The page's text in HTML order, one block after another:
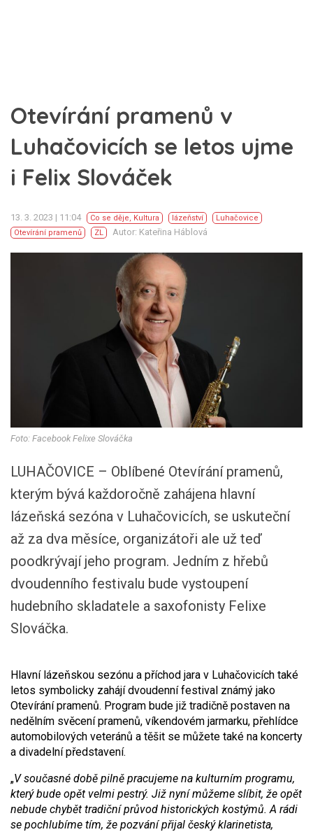
Otevírání pramenů v
Luhačovicích se letos ujme
i Felix Slováček
13. 3. 2023 | 11:04 Co se děje, Kultura lázeňství
Luhačovice
Otevírání pramenů
ZL Autor: Kateřina Háblová
Foto: Facebook Felixe Slováčka
LUHAČOVICE – Oblíbené Otevírání pramenů,
kterým bývá každoročně zahájena hlavní
lázeňská sezóna v Luhačovicích, se uskuteční
až za dva měsíce, organizátoři ale už teď
poodkrývají jeho program. Jedním z hřebů
dvoudenního festivalu bude vystoupení
hudebního skladatele a saxofonisty Felixe
Slováčka.
Hlavní lázeňskou sezónu a příchod jara v Luhačovicích také
letos symbolicky zahájí dvoudenní festival známý jako
Otevírání pramenů. Program bude již tradičně postaven na
nedělním svěcení pramenů, víkendovém jarmarku, přehlídce
automobilových veteránů a těšit se můžete také na koncerty
a divadelní představení.
„V současné době pilně pracujeme na kulturním programu,
který bude opět velmi pestrý. Již nyní můžeme slíbit, že opět
nebude chybět tradiční průvod historických kostýmů. A rádi
se pochlubíme tím, že pozvání přijal český klarinetista,